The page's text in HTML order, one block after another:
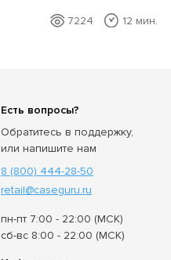
7224 12 мин.
Есть вопросы?
Обратитесь в поддержку,
или напишите нам
8 (800) 444-28-50
retail@caseguru.ru
пн-пт 7:00 - 22:00 (МСК)
сб-вс 8:00 - 22:00 (МСК)